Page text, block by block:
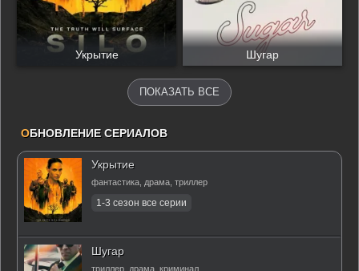
Укрытие Шугар
ПОКАЗАТЬ ВСЕ
ОБНОВЛЕНИЕ СЕРИАЛОВ
Укрытие
фантастика, драма, триллер
Шугар
триллер, драма, криминал